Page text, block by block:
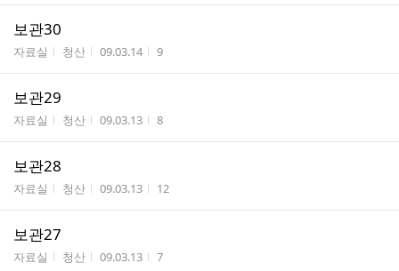
보관30
게시판명
자료실 작성자
청산 작성시간
09.03.14 조회수
9
보관29
게시판명
자료실 작성자
청산 작성시간
09.03.13 조회수
8
보관28
게시판명
자료실 작성자
청산 작성시간
09.03.13 조회수
12
보관27
게시판명
자료실 작성자
청산 작성시간
09.03.13 조회수
7